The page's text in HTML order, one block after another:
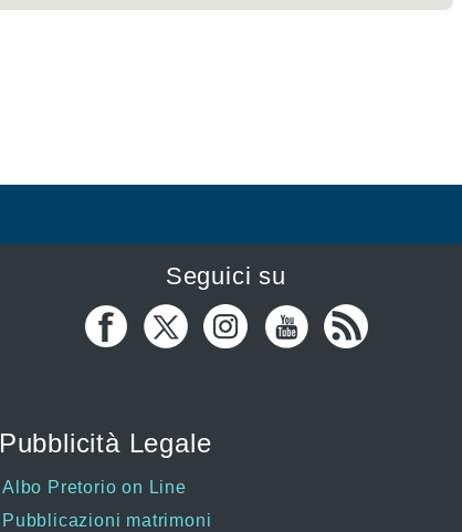
Pubblicità Legale
Albo Pretorio on Line
Pubblicazioni matrimoni
Seguici su